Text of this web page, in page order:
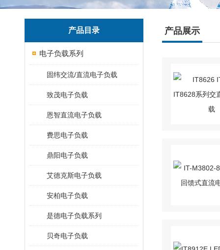
产品目录
电子负载系列
固纬交流/直流电子负载
致茂电子负载
恩智直流电子负载
费思电子负载
鼎阳电子负载
艾德克斯电子负载
安柏电子负载
是德电子负载系列
贝奇电子负载
产品展示